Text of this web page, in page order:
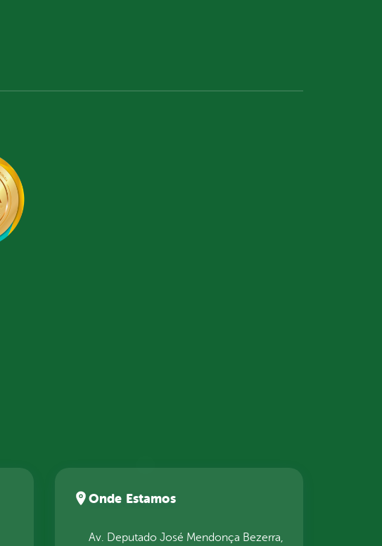
Onde Estamos
Av. Deputado José Mendonça Bezerra,